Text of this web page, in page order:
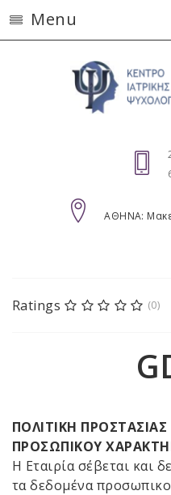
Menu
AΘΗΝΑ:
Ratings (0)
ΠΟΛΙΤΙΚΗ
ΠΡΟΣΩΠΙΚΟΥ
Η Εταιρία σέβεται και
τα δεδομένα